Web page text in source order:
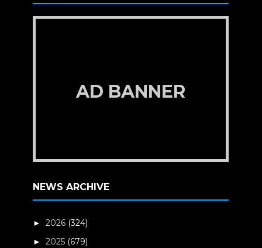
AD BANNER
NEWS ARCHIVE
►2026 (324)
►2025 (679)